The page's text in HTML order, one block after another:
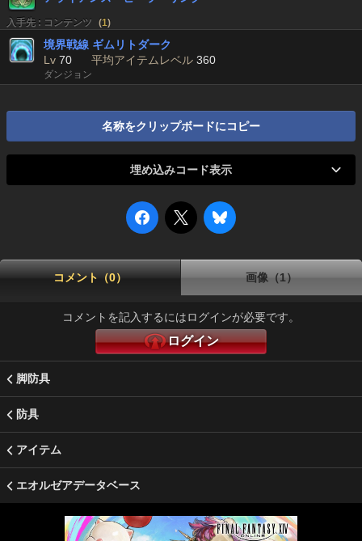
入手先 : コンテンツ (1)
境界戦線 ギムリトダーク
Lv 70 平均アイテムレベル 360
ダンジョン
名称をクリップボードにコピー
埋め込みコード表示
コメント（0） 画像（1）
コメントを記入するにはログインが必要です。
ログイン
脚防具
防具
アイテム
エオルゼアデータベース